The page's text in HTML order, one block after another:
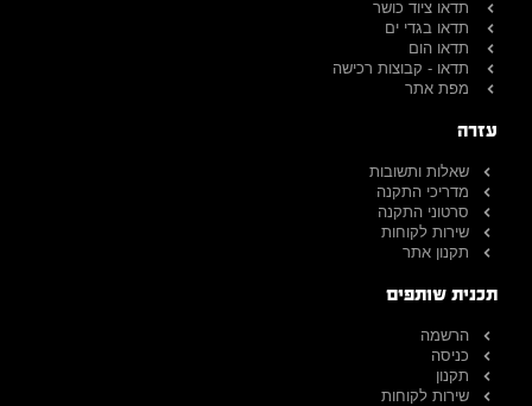
תדאו ציוד כושר
תדאו בגדי ים
תדאו הום
תדאו - קבוצות רכישה
מפת אתר
עזרה
שאלות ותשובות
מדריכי התקנה
סרטוני התקנה
שירות לקוחות
תקנון אתר
תכנית שותפים
הרשמה
כניסה
תקנון
שירות לקוחות